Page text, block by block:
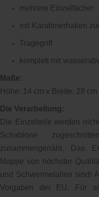
mehrere Einzelfächer
mit Karabinerhaken
Tragegriff
komplett mit
Maße:
Höhe: 14 cm x Breite: 28
Die Verarbeitung:
Die Einzelteile werden
Schablone
zusammengenäht. Das
Mappe von höchster
und Schwermetallen sind!
Vorgaben der EU. Für